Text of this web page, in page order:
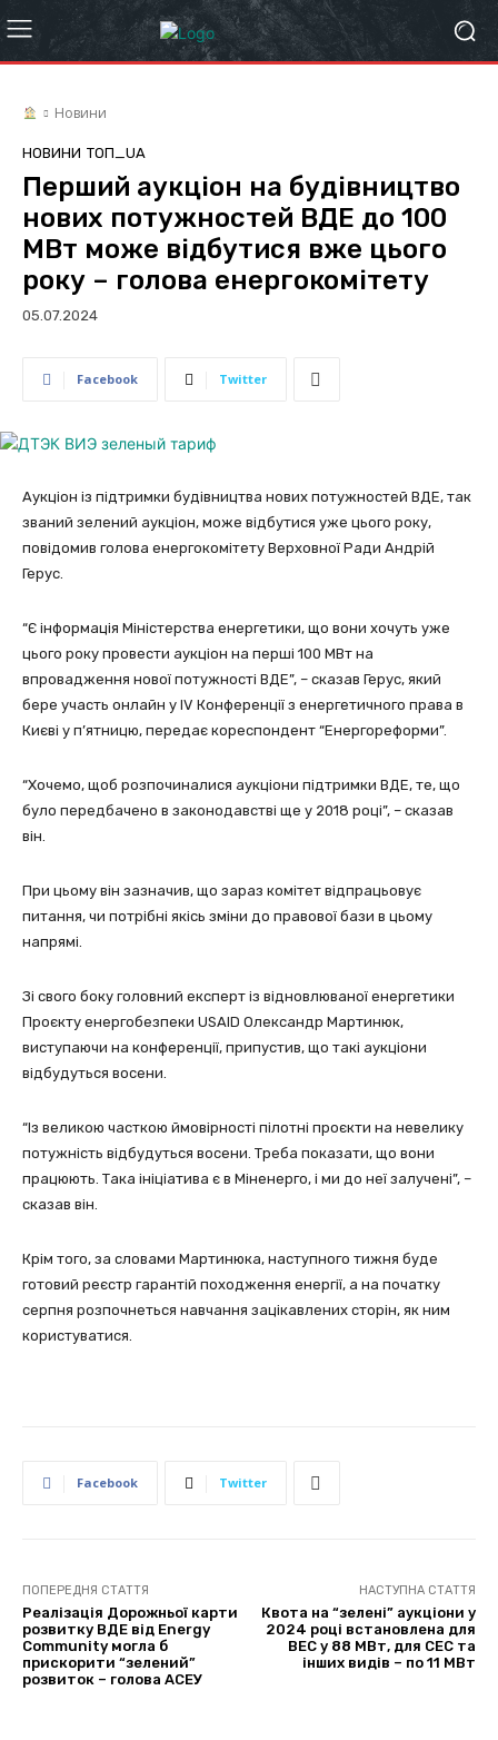
Новини
НОВИНИ ТОП_UA
Перший аукціон на будівництво
нових потужностей ВДЕ до 100
МВт може відбутися вже цього
року – голова енергокомітету
05.07.2024
Facebook Twitter
Аукціон із підтримки будівництва нових потужностей ВДЕ, так
званий зелений аукціон, може відбутися уже цього року,
повідомив голова енергокомітету Верховної Ради Андрій
Герус.
“Є інформація Міністерства енергетики, що вони хочуть уже
цього року провести аукціон на перші 100 МВт на
впровадження нової потужності ВДЕ”, – сказав Герус, який
бере участь онлайн у IV Конференції з енергетичного права в
Києві у п’ятницю, передає кореспондент “Енергореформи”.
“Хочемо, щоб розпочиналися аукціони підтримки ВДЕ, те, що
було передбачено в законодавстві ще у 2018 році”, – сказав
він.
При цьому він зазначив, що зараз комітет відпрацьовує
питання, чи потрібні якісь зміни до правової бази в цьому
напрямі.
Зі свого боку головний експерт із відновлюваної енергетики
Проєкту енергобезпеки USAID Олександр Мартинюк,
виступаючи на конференції, припустив, що такі аукціони
відбудуться восени.
“Із великою часткою ймовірності пілотні проєкти на невелику
потужність відбудуться восени. Треба показати, що вони
працюють. Така ініціатива є в Міненерго, і ми до неї залучені”, –
сказав він.
Крім того, за словами Мартинюка, наступного тижня буде
готовий реєстр гарантій походження енергії, а на початку
серпня розпочнеться навчання зацікавлених сторін, як ним
користуватися.
Facebook Twitter
ПОПЕРЕДНЯ СТАТТЯ
Реалізація Дорожньої карти
розвитку ВДЕ від Energy
Community могла б
прискорити “зелений”
розвиток – голова АСЕУ
НАСТУПНА СТАТТЯ
Квота на “зелені” аукціони у
2024 році встановлена для
ВЕС у 88 МВт, для СЕС та
інших видів – по 11 МВт